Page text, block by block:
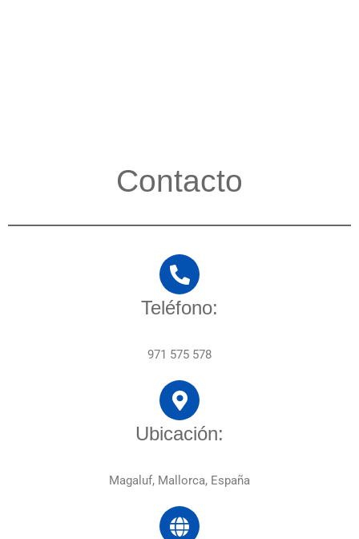
Contacto
Teléfono:
971 575 578
Ubicación:
Magaluf, Mallorca, España